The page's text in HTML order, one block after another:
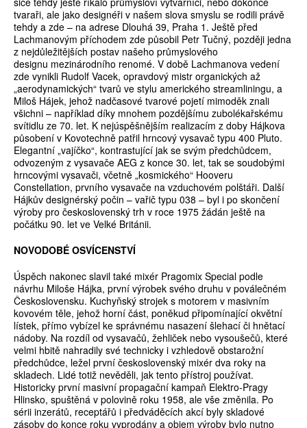
tvaraři, ale jako designéři v našem slova smyslu se rodili právě
tehdy a zde – na adrese Dlouhá 39, Praha 1. Ještě před
Lachmanovým příchodem zde působil Petr Tučný, později jedna
z nejdůležitějších postav našeho průmyslového
designu mezinárodního renomé. V době Lachmanova vedení
zde vynikli Rudolf Vacek, opravdový mistr organických až
„aerodynamických“ tvarů ve stylu amerického streamliningu, a
Miloš Hájek, jehož nadčasové tvarové pojetí mimoděk znali
všichni – například díky mnohem pozdějšímu zubolékařskému
svítidlu ze 70. let. K nejúspěšnějším realizacím z doby Hájkova
působení v Kovotechně patřil hrncový vysavač typu 400 Pluto.
Elegantní „vajíčko“, kontrastující jak se svým předchůdcem,
odvozeným z vysavače AEG z konce 30. let, tak se soudobými
hrncovými vysavači, včetně „kosmického“ Hooveru
Constellation, prvního vysavače na vzduchovém polštáři. Další
Hájkův designérský počin – vařič typu 038 – byl i po skončení
výroby pro československý trh v roce 1975 žádán ještě na
počátku 90. let ve Velké Británii.
NOVODOBÉ OSVÍCENSTVÍ
Úspěch nakonec slavil také mixér Pragomix Special podle
návrhu Miloše Hájka, první výrobek svého druhu v poválečném
Československu. Kuchyňský strojek s motorem v masivním
kovovém těle, jehož horní část, poněkud připomínající okvětní
lístek, přímo vybízel ke správnému nasazení šlehací či hnětací
nádoby. Na rozdíl od vysavačů, žehliček nebo vysoušečů, které
velmi hbitě nahradily své technicky i vzhledově obstarožní
předchůdce, ležel první československý mixér dva roky na
skladech. Lidé totiž nevěděli, jak tento přístroj používat.
Historicky první masivní propagační kampaň Elektro-Pragy
Hlinsko, spuštěná v polovině roku 1958, ale vše změnila. Po
sérii inzerátů, receptářů i předváděcích akcí byly skladové
zásoby do konce roku vyprodány a objem výroby bylo nutno